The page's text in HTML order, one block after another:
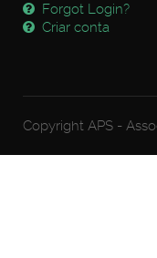
Forgot Login?
Criar conta
Copyright APS -